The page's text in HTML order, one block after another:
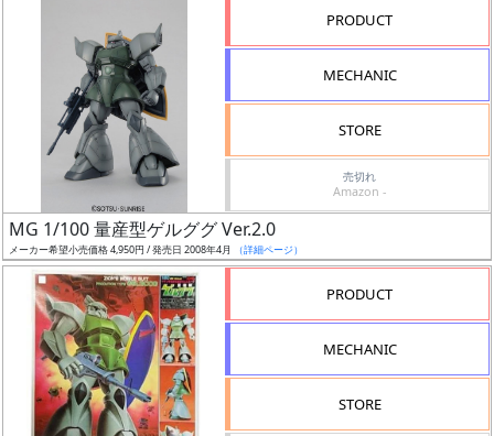
切
含
む
PRODUCT
MECHANIC
STORE
売切れ
Amazon -
MG 1/100 量産型ゲルググ Ver.2.0
メーカー希望小売価格 4,950円 / 発売日 2008年4月 （詳細ページ）
PRODUCT
MECHANIC
STORE